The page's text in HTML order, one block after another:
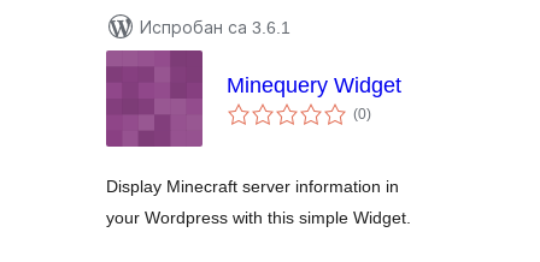
Испробан са 3.6.1
Minequery Widget
(0укупних
оцена
)
Display Minecraft server information in
your Wordpress with this simple Widget.